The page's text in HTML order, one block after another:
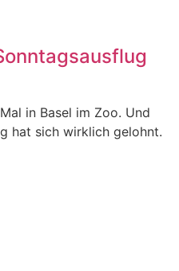
in Basel im Zoo. Und
hat sich wirklich gelohnt.